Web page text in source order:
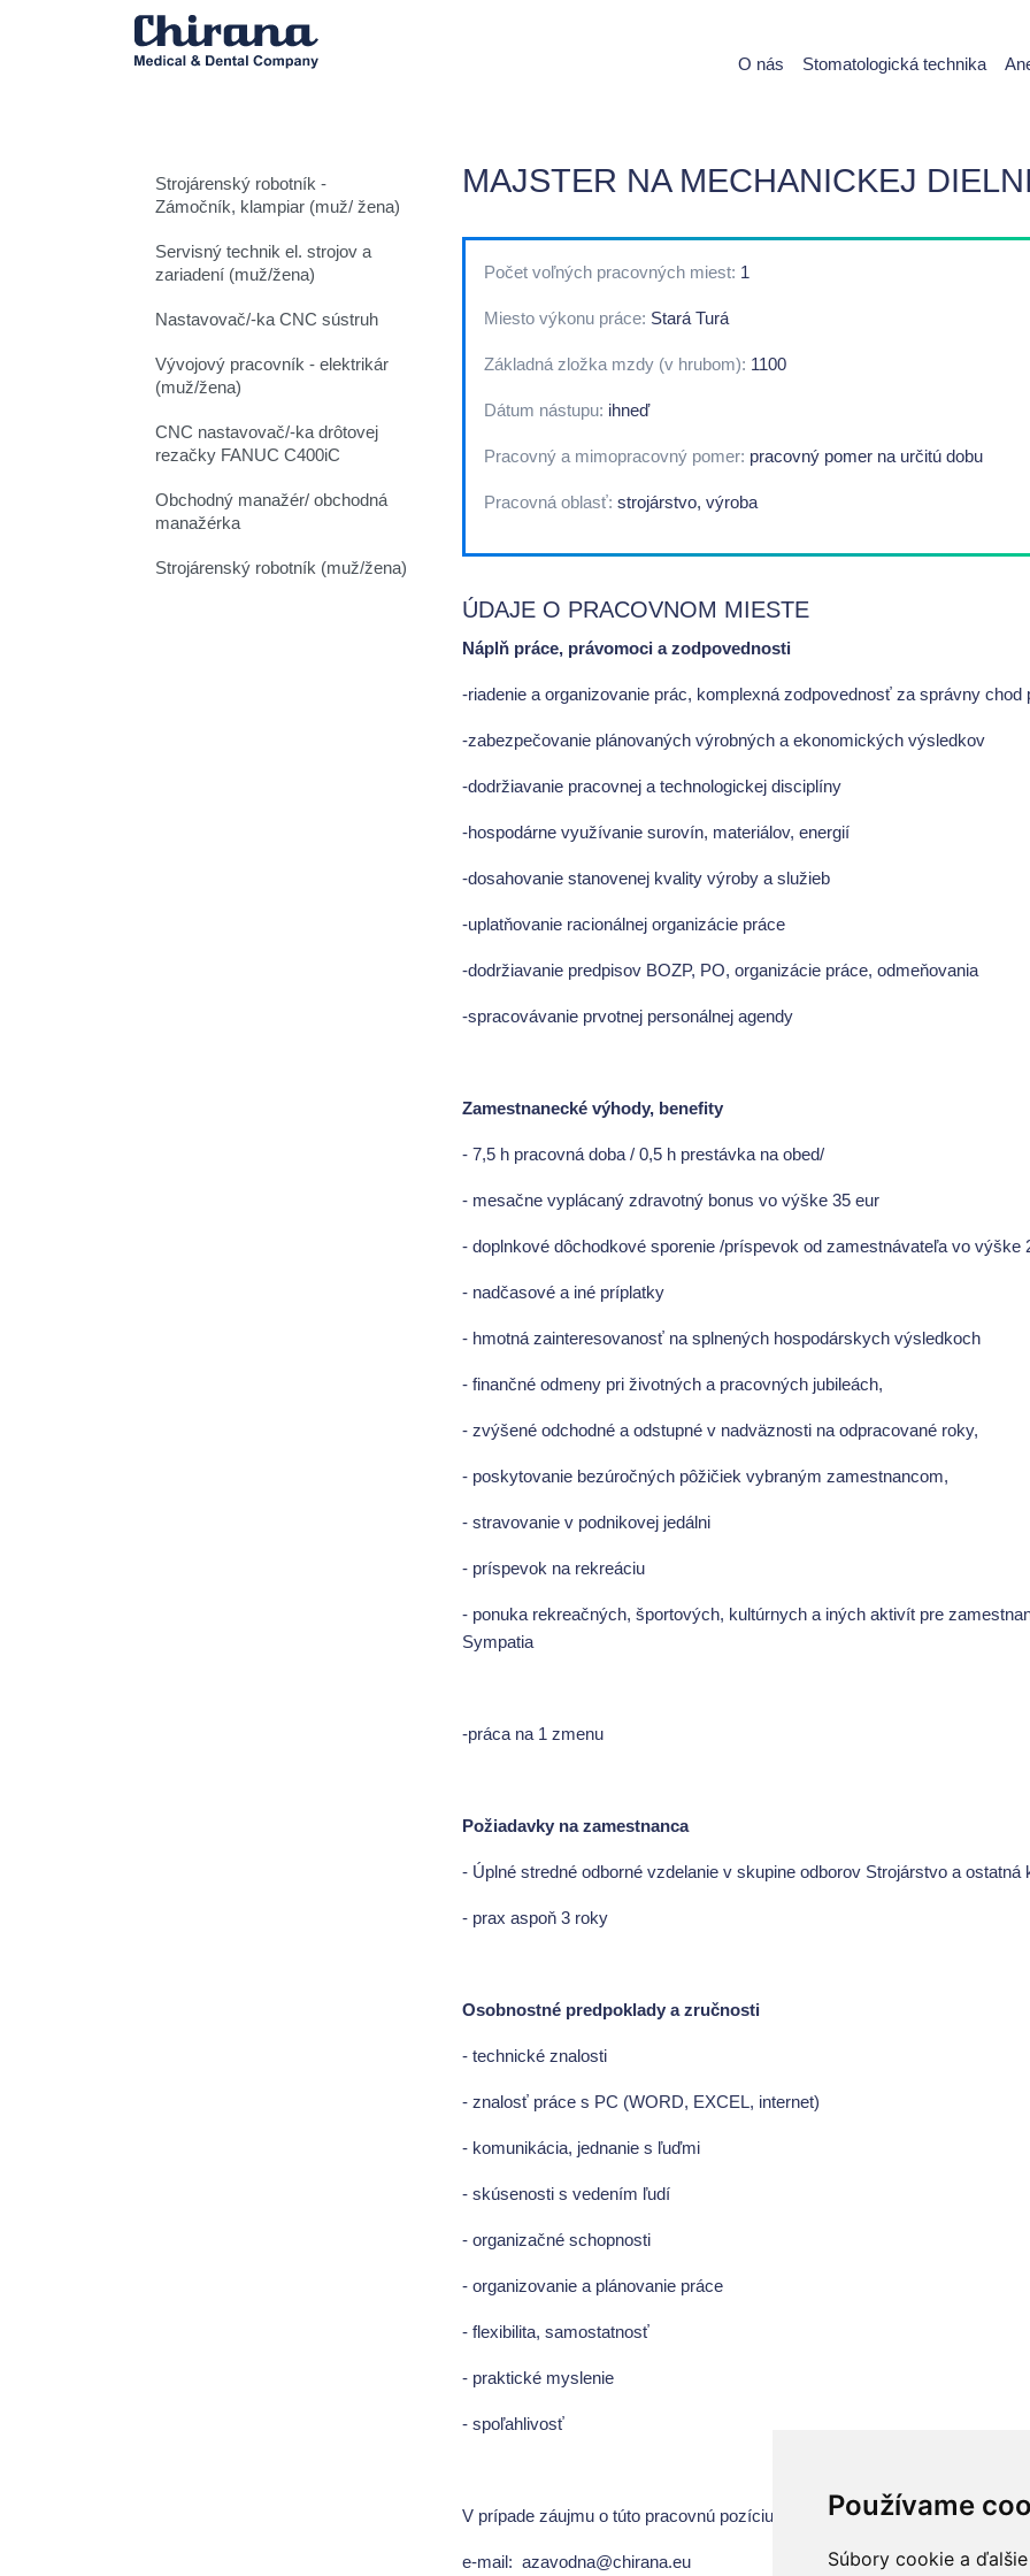
Používame
Súbory cookie a
O nás Stomatologická technika
Strojárenský robotník -
Zámočník, klampiar (muž/ žena)
Servisný technik el. strojov a
zariadení (muž/žena)
Nastavovač/-ka CNC sústruh
Vývojový pracovník - elektrikár
(muž/žena)
CNC nastavovač/-ka drôtovej
rezačky FANUC C400iC
Obchodný manažér/ obchodná
manažérka
Strojárenský robotník (muž/žena)
MAJSTER NA MECHANICKEJ DIELNI
Počet voľných pracovných miest: 1
Miesto výkonu práce: Stará Turá
Základná zložka mzdy (v hrubom): 1100
Dátum nástupu: ihneď
Pracovný a mimopracovný pomer: pracovný pomer na určitú dobu
Pracovná oblasť: strojárstvo, výroba
ÚDAJE O PRACOVNOM MIESTE
Náplň práce, právomoci a zodpovednosti
-riadenie a organizovanie prác, komplexná zodpovednosť za správny chod
-zabezpečovanie plánovaných výrobných a ekonomických výsledkov
-dodržiavanie pracovnej a technologickej disciplíny
-hospodárne využívanie surovín, materiálov, energií
-dosahovanie stanovenej kvality výroby a služieb
-uplatňovanie racionálnej organizácie práce
-dodržiavanie predpisov BOZP, PO, organizácie práce, odmeňovania
-spracovávanie prvotnej personálnej agendy
Zamestnanecké výhody, benefity
- 7,5 h pracovná doba / 0,5 h prestávka na obed/
- mesačne vyplácaný zdravotný bonus vo výške 35 eur
- doplnkové dôchodkové sporenie /príspevok od zamestnávateľa vo výške
- nadčasové a iné príplatky
- hmotná zainteresovanosť na splnených hospodárskych výsledkoch
- finančné odmeny pri životných a pracovných jubileách,
- zvýšené odchodné a odstupné v nadväznosti na odpracované roky,
- poskytovanie bezúročných pôžičiek vybraným zamestnancom,
- stravovanie v podnikovej jedálni
- príspevok na rekreáciu
- ponuka rekreačných, športových, kultúrnych a iných aktivít pre
Sympatia
-práca na 1 zmenu
Požiadavky na zamestnanca
- Úplné stredné odborné vzdelanie v skupine odborov Strojárstvo a
- prax aspoň 3 roky
Osobnostné predpoklady a zručnosti
- technické znalosti
- znalosť práce s PC (WORD, EXCEL, internet)
- komunikácia, jednanie s ľuďmi
- skúsenosti s vedením ľudí
- organizačné schopnosti
- organizovanie a plánovanie práce
- flexibilita, samostatnosť
- praktické myslenie
- spoľahlivosť
V prípade záujmu o túto pracovnú pozíciu, kontaktujte naše personálne
e-mail: azavodna@chirana.eu